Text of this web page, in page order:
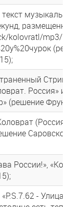
kolovratl/mp3/
Россия» и
(решение
(Россия
России!»,
-